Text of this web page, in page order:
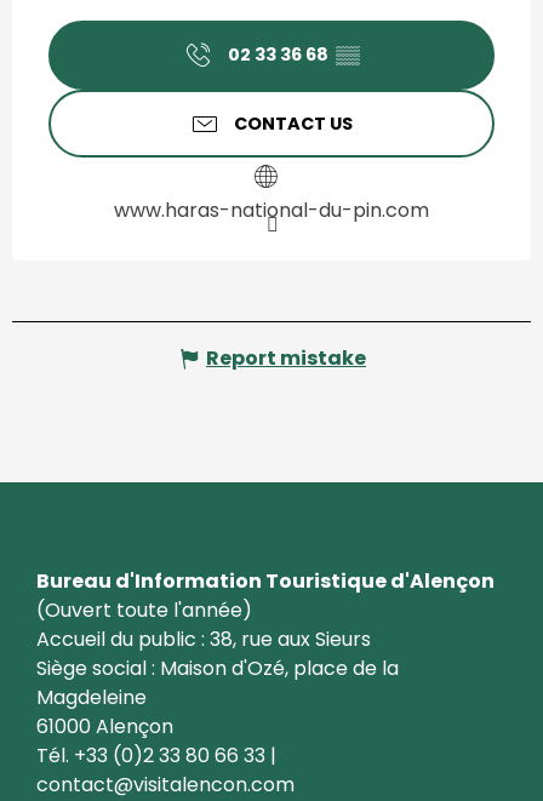
02 33 36 68 ▒▒
CONTACT US
www.haras-national-du-pin.com
Report mistake
Bureau d'Information Touristique d'Alençon
(Ouvert toute l'année)
Accueil du public : 38, rue aux Sieurs
Siège social : Maison d'Ozé, place de la
Magdeleine
61000 Alençon
Tél. +33 (0)2 33 80 66 33 |
contact@visitalencon.com